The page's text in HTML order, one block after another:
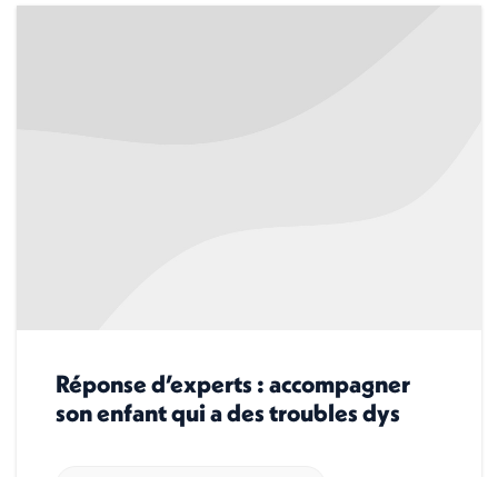
Réponse d’experts : accompagner
son enfant qui a des troubles dys